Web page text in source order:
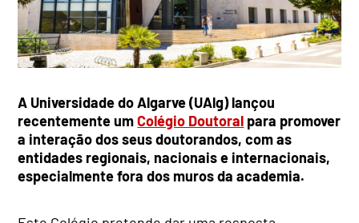
A Universidade do Algarve (UAlg) lançou
recentemente umColégio Doutoral para promover
a interação dos seus doutorandos, com as
entidades regionais, nacionais e internacionais,
especialmente fora dos muros da academia.